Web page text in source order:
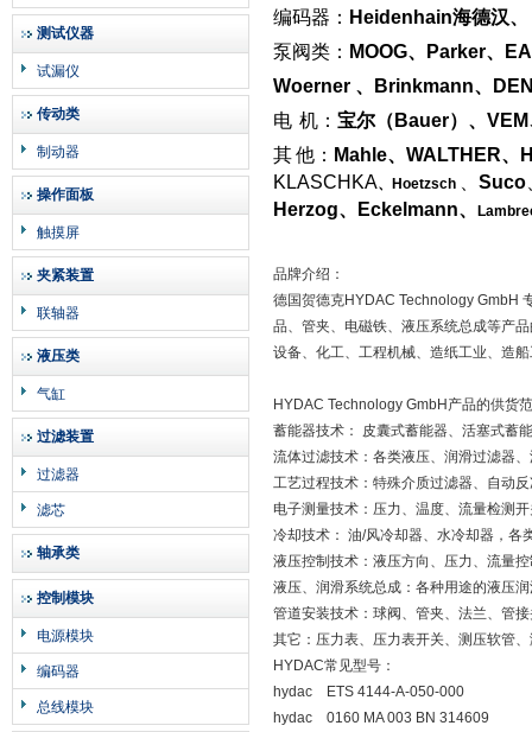
测试仪器
试漏仪
传动类
制动器
操作面板
触摸屏
夹紧装置
联轴器
液压类
气缸
过滤装置
过滤器
滤芯
轴承类
控制模块
电源模块
编码器
总线模块
编码器： Heidenhain海德汉、
泵阀类： MOOG、 Parker、
EA
Woerner 、 Brinkmann、
电 机： 宝尔（ Bauer）、 VEM
其他： Mahle、 WALTHER、
KLASCHKA、 Hoetzsch Suco
Herzog、 Eckelmann、
品牌介绍：
德国贺德克HYDAC Technology GmbH
品、管夹、电磁铁、液压系统总成等产
设备、化工、工程机械、造纸工业、造
HYDAC Technology GmbH产品的供货
蓄能器技术： 皮囊式蓄能器、活塞式蓄
流体过滤技术：各类液压、润滑过滤器
工艺过程技术：特殊介质过滤器、自动
电子测量技术：压力、温度、流量检测
冷却技术： 油/风冷却器、水冷却器，各
液压控制技术：液压方向、压力、流量
液压、润滑系统总成：各种用途的液压
管道安装技术：球阀、管夹、法兰、管
其它：压力表、压力表开关、测压软管
HYDAC常见型号：
hydac ETS 4144-A-050-000
hydac 0160 MA 003 BN 314609